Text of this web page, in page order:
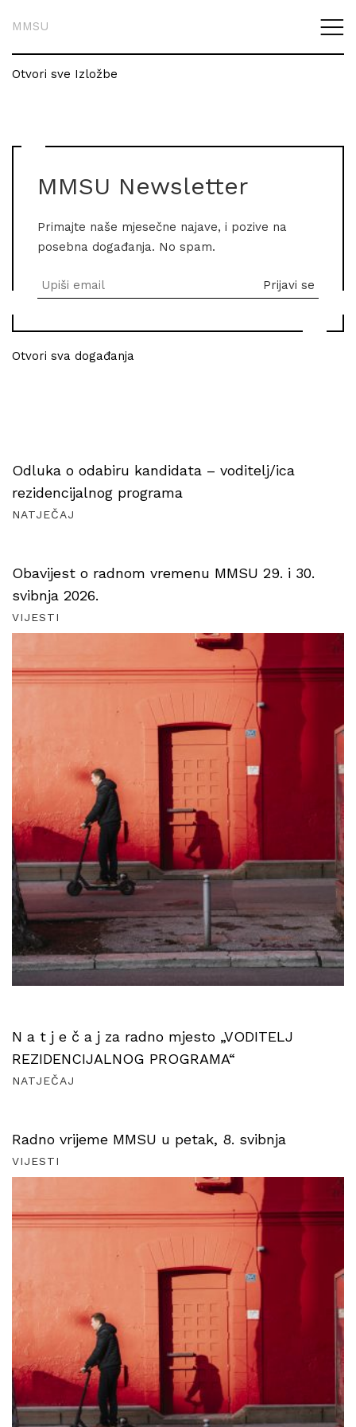
MMSU
Otvori sve Izložbe
MMSU Newsletter
Primajte naše mjesečne najave, i pozive na
posebna događanja. No spam.
Otvori sva događanja
Odluka o odabiru kandidata – voditelj/ica
rezidencijalnog programa
NATJEČAJ
Obavijest o radnom vremenu MMSU 29. i 30.
svibnja 2026.
VIJESTI
N a t j e č a j za radno mjesto „VODITELJ
REZIDENCIJALNOG PROGRAMA“
NATJEČAJ
Radno vrijeme MMSU u petak, 8. svibnja
VIJESTI